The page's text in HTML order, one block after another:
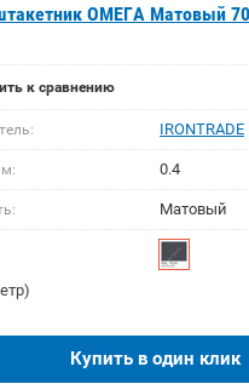
ОМЕГА Матовый
к сравнению
IRONTRADE
0.4
Матовый
Купить в один клик